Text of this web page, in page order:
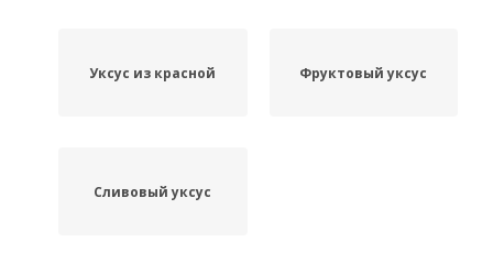
Уксус из красной Фруктовый уксус
Сливовый уксус